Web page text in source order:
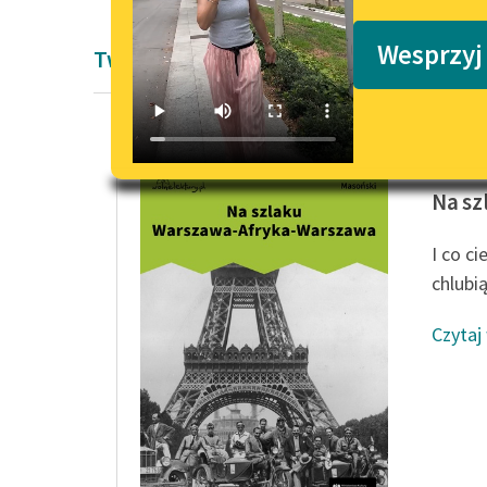
Twórczość Jan Masoński
Na
I co
Czytaj